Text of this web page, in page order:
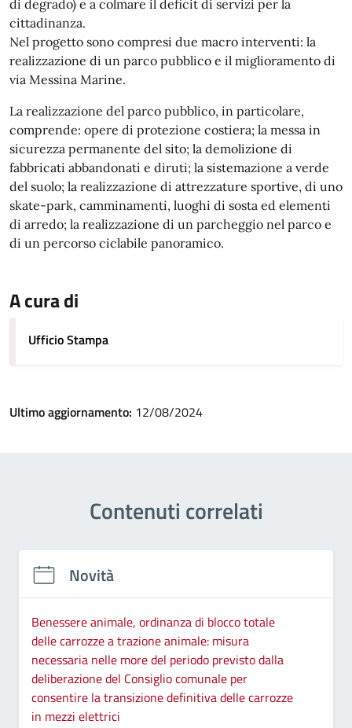
di degrado) e a colmare il deficit di servizi per la
cittadinanza.
Nel progetto sono compresi due macro interventi: la
realizzazione di un parco pubblico e il miglioramento di
via Messina Marine.
La realizzazione del parco pubblico, in particolare,
comprende: opere di protezione costiera; la messa in
sicurezza permanente del sito; la demolizione di
fabbricati abbandonati e diruti; la sistemazione a verde
del suolo; la realizzazione di attrezzature sportive, di uno
skate-park, camminamenti, luoghi di sosta ed elementi
di arredo; la realizzazione di un parcheggio nel parco e
di un percorso ciclabile panoramico.
A cura di
Ufficio Stampa
Ultimo aggiornamento: 12/08/2024
Contenuti correlati
Novità
Benessere animale, ordinanza di blocco totale
delle carrozze a trazione animale: misura
necessaria nelle more del periodo previsto dalla
deliberazione del Consiglio comunale per
consentire la transizione definitiva delle carrozze
in mezzi elettrici